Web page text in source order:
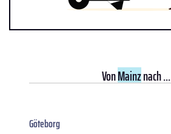
VonMainznach ...
Göteborg